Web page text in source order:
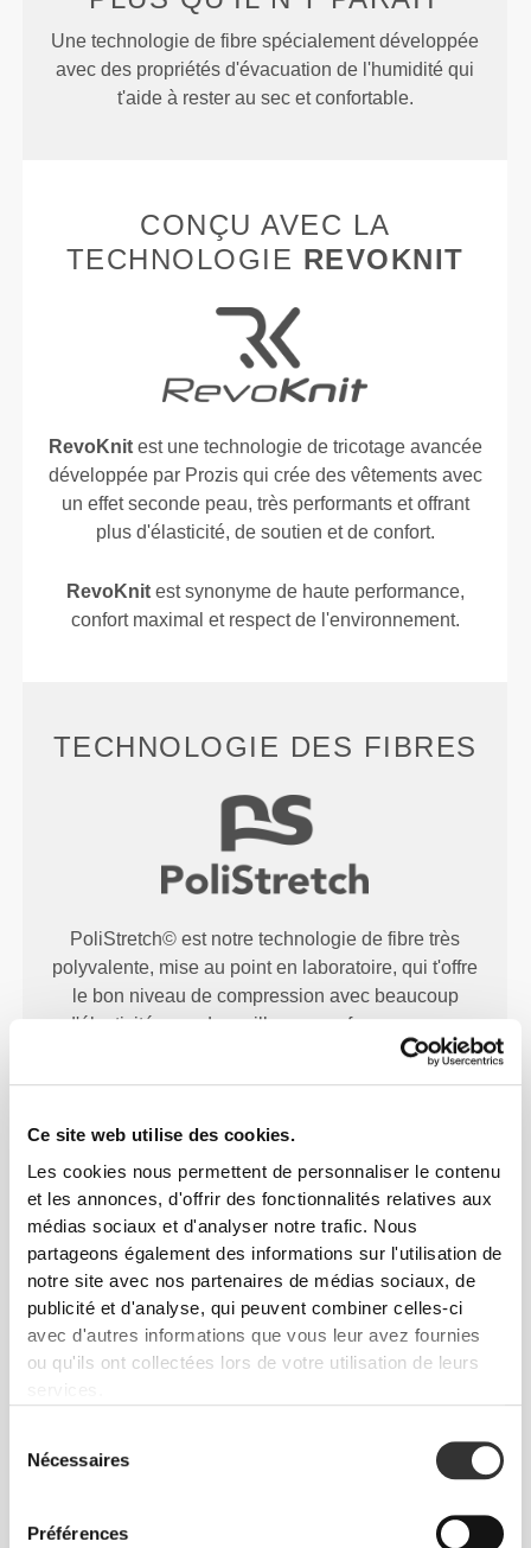
Ce site web utilise des cookies.
Les cookies nous permettent de personnaliser le contenu
et les annonces, d'offrir des fonctionnalités relatives aux
médias sociaux et d'analyser notre trafic. Nous
partageons également des informations sur l'utilisation de
notre site avec nos partenaires de médias sociaux, de
publicité et d'analyse, qui peuvent combiner celles-ci
avec d'autres informations que vous leur avez fournies
ou qu'ils ont collectées lors de votre utilisation de leurs
Nécessaires
Préférences
Une technologie de fibre spécialement développée
avec des propriétés d'évacuation de l'humidité qui
t'aide à rester au sec et confortable.
CONÇU AVEC LA
TECHNOLOGIE REVOKNIT
RevoKnitest une technologie de tricotage avancée
développée par Prozis qui crée des vêtements avec
un effet seconde peau, très performants et offrant
plus d'élasticité, de soutien et de confort.
RevoKnitest synonyme de haute performance,
confort maximal et respect de l'environnement.
TECHNOLOGIE DES FIBRES
PoliStretch© est notre technologie de fibre très
polyvalente, mise au point en laboratoire, qui t'offre
le bon niveau de compression avec beaucoup
d'élasticité pour de meilleures performances, un
meilleur maintien et un plus grand confort.
PoliStretch© te garde au sec et au frais et permet
CARACTÉRISTIQUES DU
PRODUIT
SANS OUVERTURES POUR COUSSINETS